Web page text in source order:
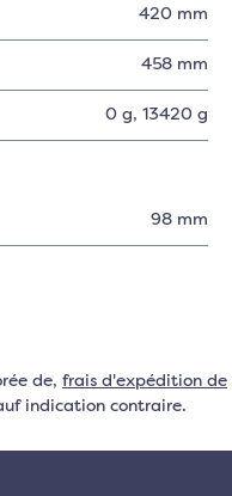
420 mm
458 mm
0 g, 13420 g
98 mm
de, frais d'expédition de
indication contraire.